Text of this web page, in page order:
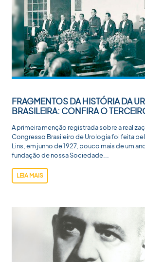
FRAGMENTOS DA HISTÓRIA DA
BRASILEIRA: CONFIRA O
A primeira menção registrada sobre a
Congresso Brasileiro de Urologia foi feita
Lins, em junho de 1927, pouco mais de um
fundação de nossa Sociedade...
LEIA MAIS